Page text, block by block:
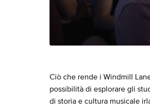
Ciò che rende i Windmill
possibilità di esplorare gli
di storia e cultura musicale